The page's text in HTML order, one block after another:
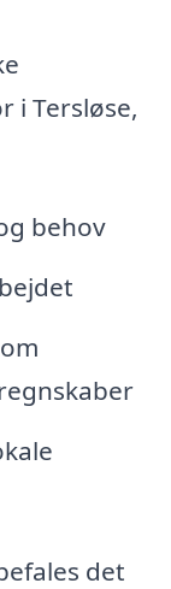
i Tersløse,
behov
det